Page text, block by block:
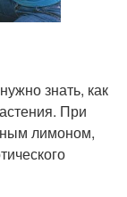
знать, как
При
лимоном,